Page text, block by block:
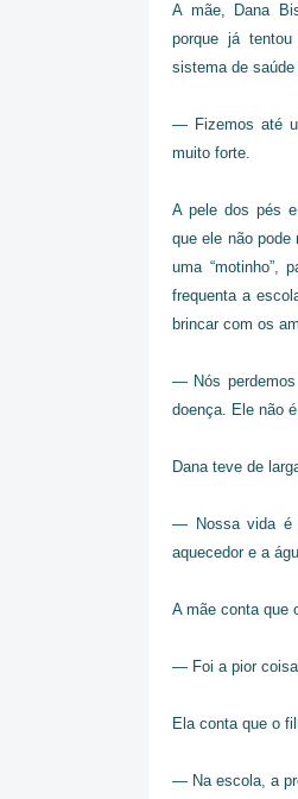
A mãe, Dana
porque já
sistema de saúde
— Fizemos até
muito forte.
A pele dos pés
que ele não pode
uma “motinho”,
frequenta a
brincar com os
— Nós perdemos
doença. Ele não
Dana teve de
— Nossa vida é
aquecedor e a
A mãe conta que
— Foi a pior coisa
Ela conta que o
— Na escola, a